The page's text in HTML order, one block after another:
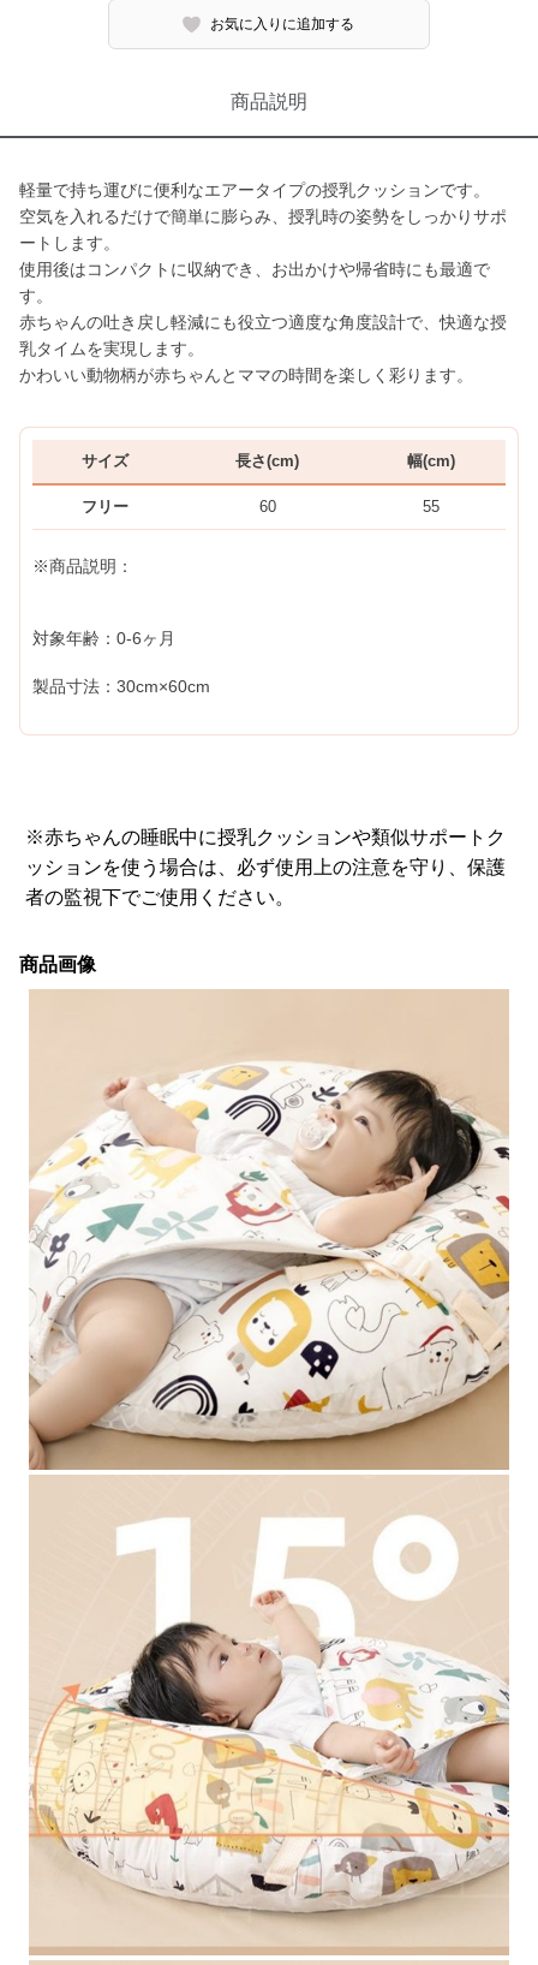
お気に入りに追加する
商品説明
軽量で持ち運びに便利なエアータイプの授乳クッションです。
空気を入れるだけで簡単に膨らみ、授乳時の姿勢をしっかりサポ
ートします。
使用後はコンパクトに収納でき、お出かけや帰省時にも最適で
す。
赤ちゃんの吐き戻し軽減にも役立つ適度な角度設計で、快適な授
乳タイムを実現します。
かわいい動物柄が赤ちゃんとママの時間を楽しく彩ります。
サイズ 長さ(cm) 幅(cm)
フリー 60 55
※商品説明：
対象年齢：0-6ヶ月
製品寸法：30cm×60cm
※赤ちゃんの睡眠中に授乳クッションや類似サポートク
ッションを使う場合は、必ず使用上の注意を守り、保護
者の監視下でご使用ください。
商品画像